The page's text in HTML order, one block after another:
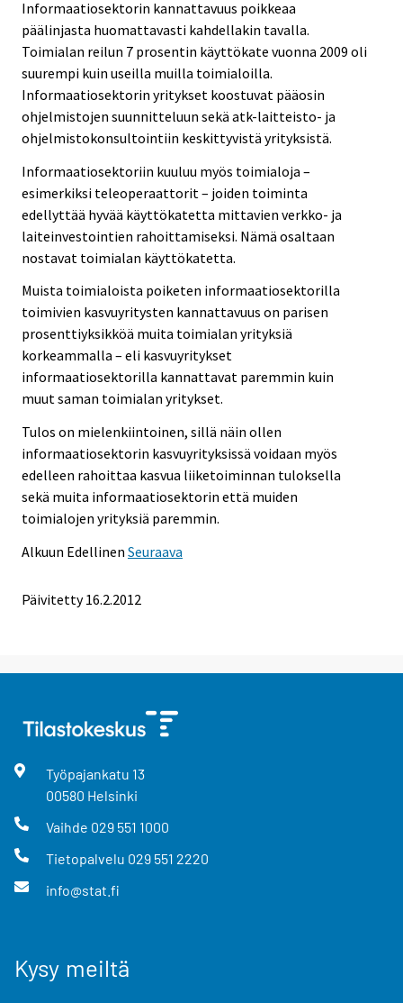
Informaatiosektorin kannattavuus poikkeaa
päälinjasta huomattavasti kahdellakin tavalla.
Toimialan reilun 7 prosentin käyttökate vuonna 2009 oli
suurempi kuin useilla muilla toimialoilla.
Informaatiosektorin yritykset koostuvat pääosin
ohjelmistojen suunnitteluun sekä atk-laitteisto- ja
ohjelmistokonsultointiin keskittyvistä yrityksistä.
Informaatiosektoriin kuuluu myös toimialoja –
esimerkiksi teleoperaattorit – joiden toiminta
edellyttää hyvää käyttökatetta mittavien verkko- ja
laiteinvestointien rahoittamiseksi. Nämä osaltaan
nostavat toimialan käyttökatetta.
Muista toimialoista poiketen informaatiosektorilla
toimivien kasvuyritysten kannattavuus on parisen
prosenttiyksikköä muita toimialan yrityksiä
korkeammalla – eli kasvuyritykset
informaatiosektorilla kannattavat paremmin kuin
muut saman toimialan yritykset.
Tulos on mielenkiintoinen, sillä näin ollen
informaatiosektorin kasvuyrityksissä voidaan myös
edelleen rahoittaa kasvua liiketoiminnan tuloksella
sekä muita informaatiosektorin että muiden
toimialojen yrityksiä paremmin.
Alkuun Edellinen Seuraava
Päivitetty 16.2.2012
Työpajankatu 13
00580 Helsinki
Vaihde 029 551 1000
Tietopalvelu 029 551 2220
info@stat.fi
Kysy meiltä